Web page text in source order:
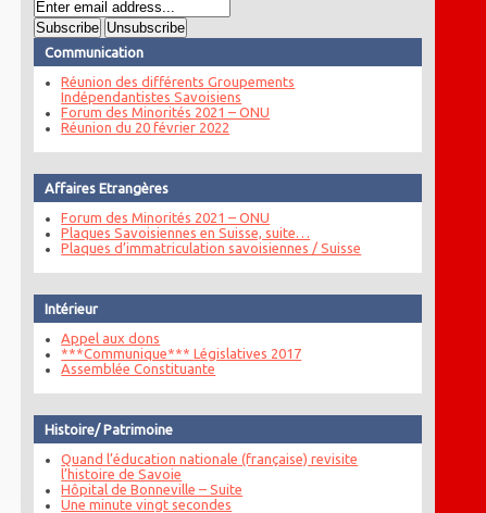
Communication
Réunion des différents Groupements
Indépendantistes Savoisiens
Forum des Minorités 2021 – ONU
Réunion du 20 février 2022
Affaires Etrangères
Forum des Minorités 2021 – ONU
Plaques Savoisiennes en Suisse, suite…
Plaques d’immatriculation savoisiennes / Suisse
Intérieur
Appel aux dons
***Communique*** Législatives 2017
Assemblée Constituante
Histoire/ Patrimoine
Quand l’éducation nationale (française) revisite
l’histoire de Savoie
Hôpital de Bonneville – Suite
Une minute vingt secondes